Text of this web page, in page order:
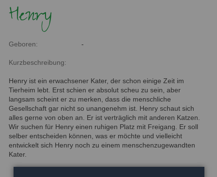
Henry
Geboren: -
Kurzbeschreibung:
Henry ist ein erwachsener Kater, der schon einige Zeit im
Tierheim lebt. Erst schien er absolut scheu zu sein, aber
langsam scheint er zu merken, dass die menschliche
Gesellschaft gar nicht so unangenehm ist. Henry schaut sich
alles gerne von oben an. Er ist verträglich mit anderen Katzen.
Wir suchen für Henry einen ruhigen Platz mit Freigang. Er soll
selber entscheiden können, was er möchte und vielleicht
entwickelt sich Henry noch zu einem menschenzugewandten
Kater.